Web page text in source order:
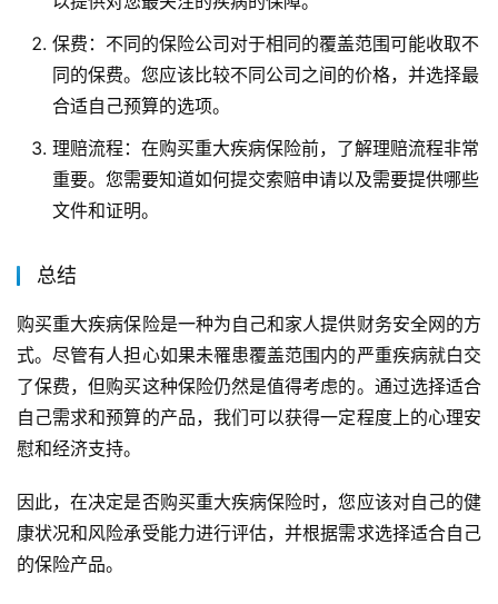
保费：不同的保险公司对于相同的覆盖范围可能收取不
同的保费。您应该比较不同公司之间的价格，并选择最
合适自己预算的选项。
理赔流程：在购买重大疾病保险前，了解理赔流程非常
重要。您需要知道如何提交索赔申请以及需要提供哪些
文件和证明。
总结
购买重大疾病保险是一种为自己和家人提供财务安全网的方
式。尽管有人担心如果未罹患覆盖范围内的严重疾病就白交
了保费，但购买这种保险仍然是值得考虑的。通过选择适合
自己需求和预算的产品，我们可以获得一定程度上的心理安
慰和经济支持。
因此，在决定是否购买重大疾病保险时，您应该对自己的健
康状况和风险承受能力进行评估，并根据需求选择适合自己
的保险产品。